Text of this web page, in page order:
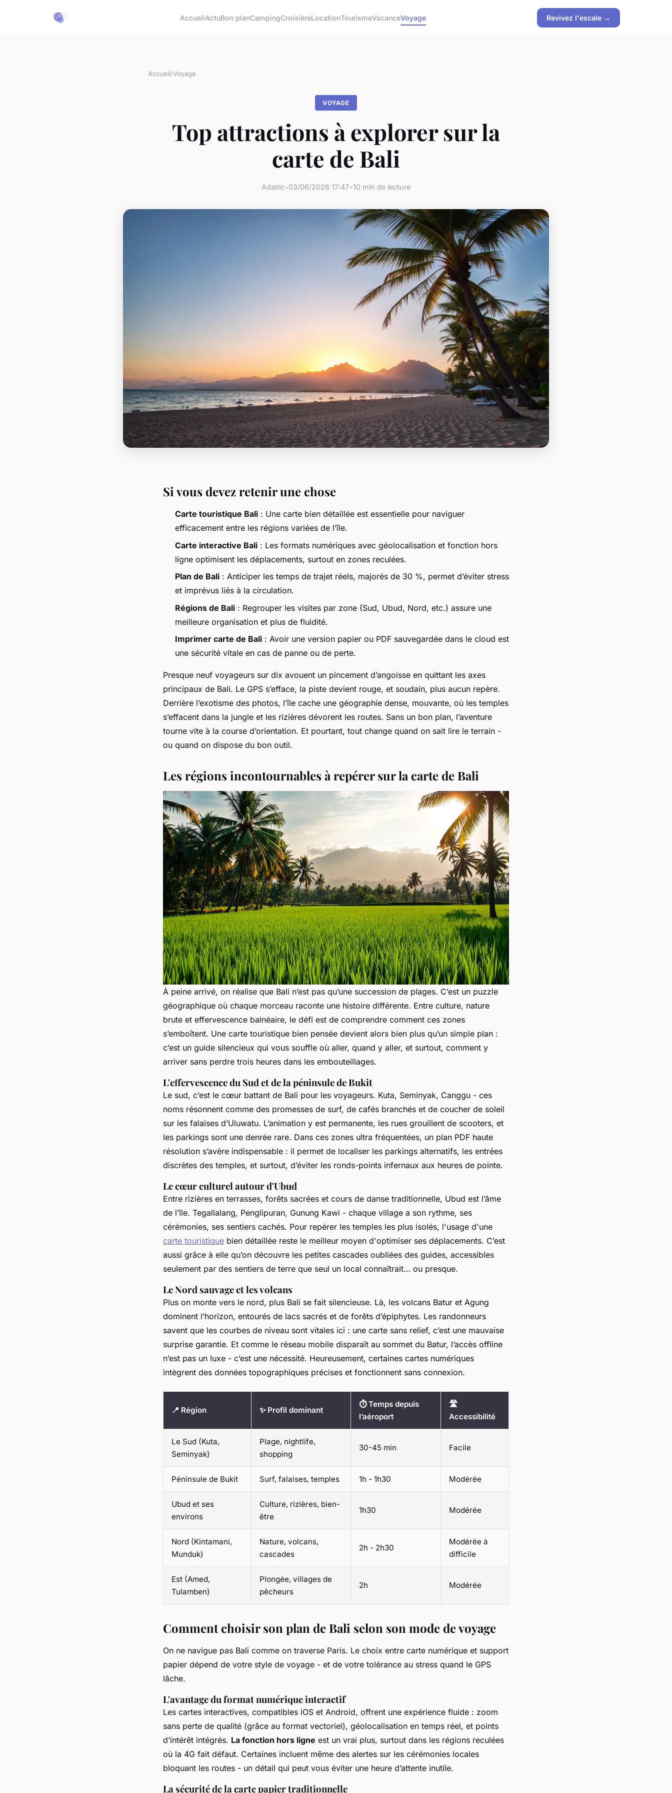
AccueilActuBon planCampingCroisièreLocationTourismeVacanceVoyage Revivez l'escale →
Accueil›Voyage
VOYAGE
Top attractions à explorer sur la
carte de Bali
Adalric•03/06/2026 17:47•10 min de lecture
Si vous devez retenir une chose
Carte touristique Bali : Une carte bien détaillée est essentielle pour naviguer
efficacement entre les régions variées de l’île.
Carte interactive Bali : Les formats numériques avec géolocalisation et fonction hors
ligne optimisent les déplacements, surtout en zones reculées.
Plan de Bali : Anticiper les temps de trajet réels, majorés de 30 %, permet d’éviter stress
et imprévus liés à la circulation.
Régions de Bali : Regrouper les visites par zone (Sud, Ubud, Nord, etc.) assure une
meilleure organisation et plus de fluidité.
Imprimer carte de Bali : Avoir une version papier ou PDF sauvegardée dans le cloud est
une sécurité vitale en cas de panne ou de perte.
Presque neuf voyageurs sur dix avouent un pincement d’angoisse en quittant les axes
principaux de Bali. Le GPS s’efface, la piste devient rouge, et soudain, plus aucun repère.
Derrière l’exotisme des photos, l’île cache une géographie dense, mouvante, où les temples
s’effacent dans la jungle et les rizières dévorent les routes. Sans un bon plan, l’aventure
tourne vite à la course d’orientation. Et pourtant, tout change quand on sait lire le terrain -
ou quand on dispose du bon outil.
Les régions incontournables à repérer sur la carte de Bali
À peine arrivé, on réalise que Bali n’est pas qu’une succession de plages. C’est un puzzle
géographique où chaque morceau raconte une histoire différente. Entre culture, nature
brute et effervescence balnéaire, le défi est de comprendre comment ces zones
s’emboîtent. Une carte touristique bien pensée devient alors bien plus qu’un simple plan :
c’est un guide silencieux qui vous souffle où aller, quand y aller, et surtout, comment y
arriver sans perdre trois heures dans les embouteillages.
L'effervescence du Sud et de la péninsule de Bukit
Le sud, c’est le cœur battant de Bali pour les voyageurs. Kuta, Seminyak, Canggu - ces
noms résonnent comme des promesses de surf, de cafés branchés et de coucher de soleil
sur les falaises d’Uluwatu. L’animation y est permanente, les rues grouillent de scooters, et
les parkings sont une denrée rare. Dans ces zones ultra fréquentées, un plan PDF haute
résolution s’avère indispensable : il permet de localiser les parkings alternatifs, les entrées
discrètes des temples, et surtout, d’éviter les ronds-points infernaux aux heures de pointe.
Le cœur culturel autour d'Ubud
Entre rizières en terrasses, forêts sacrées et cours de danse traditionnelle, Ubud est l’âme
de l’île. Tegallalang, Penglipuran, Gunung Kawi - chaque village a son rythme, ses
cérémonies, ses sentiers cachés. Pour repérer les temples les plus isolés, l'usage d'une
carte touristique bien détaillée reste le meilleur moyen d'optimiser ses déplacements. C’est
aussi grâce à elle qu’on découvre les petites cascades oubliées des guides, accessibles
seulement par des sentiers de terre que seul un local connaîtrait… ou presque.
Le Nord sauvage et les volcans
Plus on monte vers le nord, plus Bali se fait silencieuse. Là, les volcans Batur et Agung
dominent l’horizon, entourés de lacs sacrés et de forêts d’épiphytes. Les randonneurs
savent que les courbes de niveau sont vitales ici : une carte sans relief, c’est une mauvaise
surprise garantie. Et comme le réseau mobile disparaît au sommet du Batur, l’accès offline
n’est pas un luxe - c’est une nécessité. Heureusement, certaines cartes numériques
intègrent des données topographiques précises et fonctionnent sans connexion.
📍 Région ✨ Profil dominant
⏱️ Temps depuis
l’aéroport
🛣️
Accessibilité
Le Sud (Kuta,
Seminyak)
Plage, nightlife,
shopping
30-45 min Facile
Péninsule de Bukit Surf, falaises, temples 1h - 1h30 Modérée
Ubud et ses
environs
Culture, rizières, bien-
être
1h30 Modérée
Nord (Kintamani,
Munduk)
Nature, volcans,
cascades
2h - 2h30
Modérée à
difficile
Est (Amed,
Tulamben)
Plongée, villages de
pêcheurs
2h Modérée
Comment choisir son plan de Bali selon son mode de voyage
On ne navigue pas Bali comme on traverse Paris. Le choix entre carte numérique et support
papier dépend de votre style de voyage - et de votre tolérance au stress quand le GPS
lâche.
L'avantage du format numérique interactif
Les cartes interactives, compatibles iOS et Android, offrent une expérience fluide : zoom
sans perte de qualité (grâce au format vectoriel), géolocalisation en temps réel, et points
d’intérêt intégrés. La fonction hors ligne est un vrai plus, surtout dans les régions reculées
où la 4G fait défaut. Certaines incluent même des alertes sur les cérémonies locales
bloquant les routes - un détail qui peut vous éviter une heure d’attente inutile.
La sécurité de la carte papier traditionnelle